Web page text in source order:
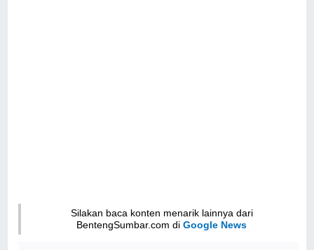
Silakan baca konten menarik lainnya dari
BentengSumbar.com diGoogle News